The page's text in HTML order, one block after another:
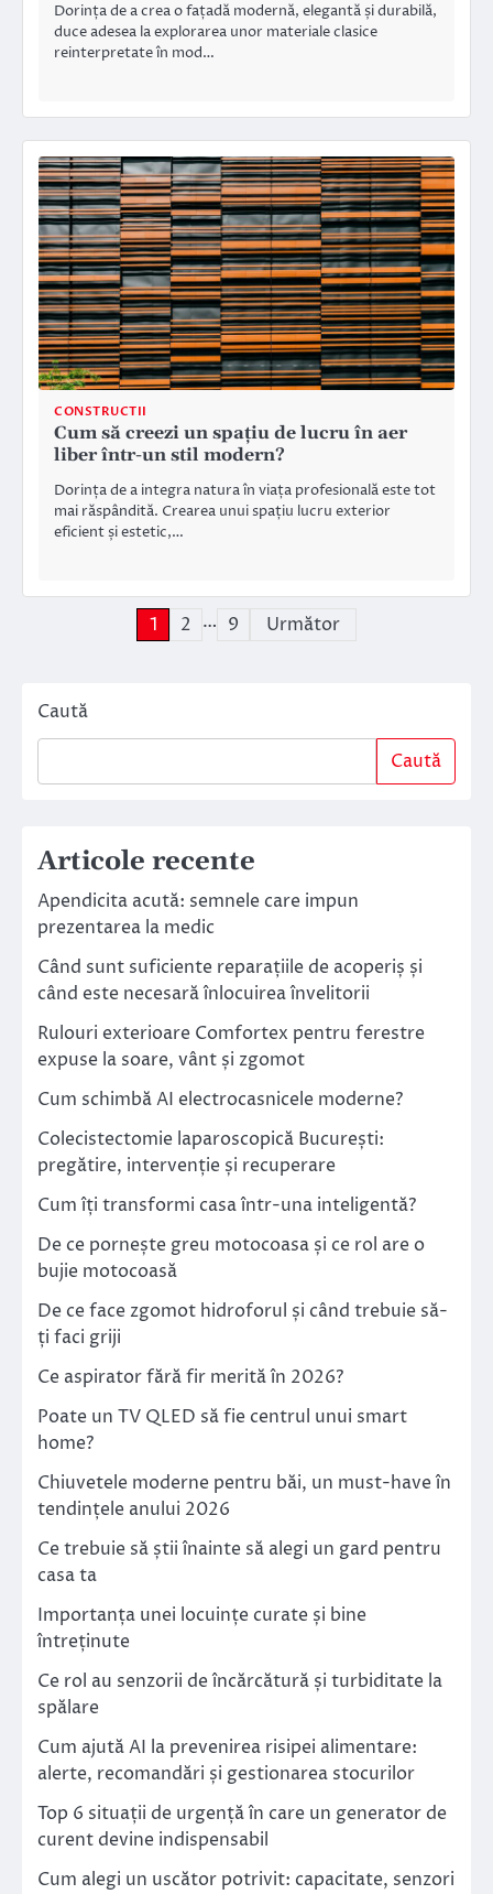
Dorința de a crea o fațadă modernă, elegantă și durabilă,
duce adesea la explorarea unor materiale clasice
reinterpretate în mod…
CONSTRUCTII
Cum să creezi un spațiu de lucru în aer
liber într-un stil modern?
Dorința de a integra natura în viața profesională este tot
mai răspândită. Crearea unui spațiu lucru exterior
eficient și estetic,…
1 2 … 9 Următor
Caută
Caută
Articole recente
Apendicita acută: semnele care impun
prezentarea la medic
Când sunt suficiente reparațiile de acoperiș și
când este necesară înlocuirea învelitorii
Rulouri exterioare Comfortex pentru ferestre
expuse la soare, vânt și zgomot
Cum schimbă AI electrocasnicele moderne?
Colecistectomie laparoscopică București:
pregătire, intervenție și recuperare
Cum îți transformi casa într-una inteligentă?
De ce pornește greu motocoasa și ce rol are o
bujie motocoasă
De ce face zgomot hidroforul și când trebuie să-
ți faci griji
Ce aspirator fără fir merită în 2026?
Poate un TV QLED să fie centrul unui smart
home?
Chiuvetele moderne pentru băi, un must-have în
tendințele anului 2026
Ce trebuie să știi înainte să alegi un gard pentru
casa ta
Importanța unei locuințe curate și bine
întreținute
Ce rol au senzorii de încărcătură și turbiditate la
spălare
Cum ajută AI la prevenirea risipei alimentare:
alerte, recomandări și gestionarea stocurilor
Top 6 situații de urgență în care un generator de
curent devine indispensabil
Cum alegi un uscător potrivit: capacitate, senzori